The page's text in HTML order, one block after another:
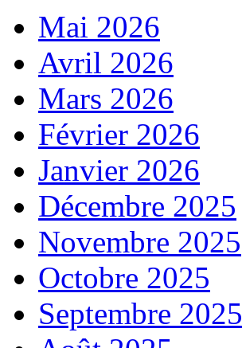
Mai 2026
Avril 2026
Mars 2026
Février 2026
Janvier 2026
Décembre 2025
Novembre 2025
Octobre 2025
Septembre 2025